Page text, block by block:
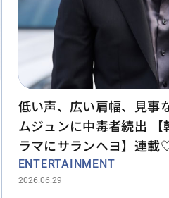
低い声、広い肩幅、見事
ムジュンに中毒者続出 【
ラマにサランヘヨ】連
ENTERTAINMENT
2026.06.29